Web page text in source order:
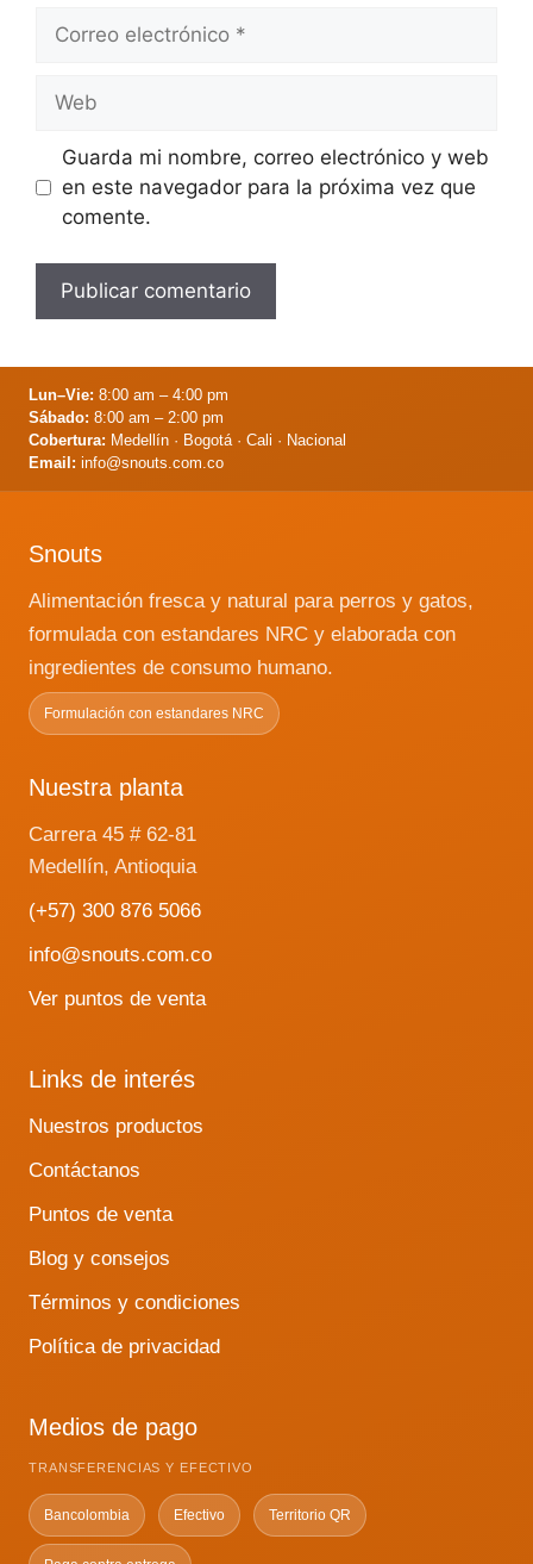
Correo
Web
Guarda mi nombre, correo electrónico y web
en este navegador para la próxima vez que
comente.
Lun–Vie: 8:00 am – 4:00 pm
Sábado: 8:00 am – 2:00 pm
Cobertura: Medellín · Bogotá · Cali · Nacional
Email: info@snouts.com.co
Snouts
Alimentación fresca y natural para perros y gatos,
formulada con estandares NRC y elaborada con
ingredientes de consumo humano.
Formulación con estandares NRC
Nuestra planta
Carrera 45 # 62-81
Medellín, Antioquia
(+57) 300 876 5066
info@snouts.com.co
Ver puntos de venta
Links de interés
Nuestros productos
Contáctanos
Puntos de venta
Blog y consejos
Términos y condiciones
Política de privacidad
Medios de pago
TRANSFERENCIAS Y EFECTIVO
Bancolombia Efectivo Territorio QR